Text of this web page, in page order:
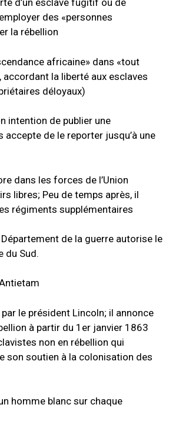
d’un esclave fugitif ou de
des «personnes
la rébellion
africaine» dans «tout
la liberté aux esclaves
déloyaux)
intention de publier une
de le reporter jusqu’à une
dans les forces de l’Union
libres; Peu de temps après, il
régiments supplémentaires
de la guerre autorise le
du Sud.
le président Lincoln; il annonce
à partir du 1er janvier 1863
non en rébellion qui
son soutien à la colonisation des
homme blanc sur chaque